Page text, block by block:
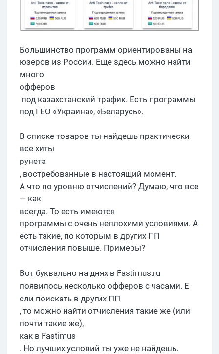
Большинство программ ориентированы на
юзеров из России. Еще здесь можно найти
много
офферов
под казахстанский трафик. Есть программы
под ГЕО «Украина», «Беларусь».
В списке товаров ты найдешь практически
все хиты
рунета
, востребованные в настоящий момент.
А что по уровню отчислений? Думаю, что все
— как
всегда. То есть имеются
программы с очень неплохими условиями. А
есть такие, по которым в других ПП
отчисления повыше. Примеры?
Вот буквально на днях в Fastimus.ru
появилось несколько офферов с часами. Е
сли поискать в других ПП
, то можно найти отчисления такие же (или
почти такие же),
как в Fastimus
. Но лучших условий ты уже не найдешь.